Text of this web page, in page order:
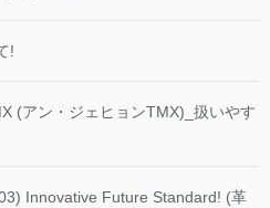
!
(アン・ジェヒョンTMX)_扱いやす
Innovative Future Standard! (革